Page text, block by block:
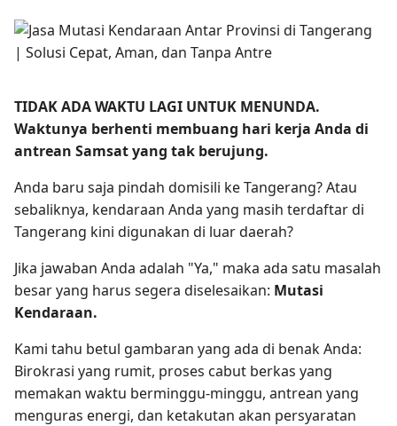
TIDAK ADA WAKTU LAGI UNTUK MENUNDA.
Waktunya berhenti membuang hari kerja Anda di
antrean Samsat yang tak berujung.
Anda baru saja pindah domisili ke Tangerang? Atau
sebaliknya, kendaraan Anda yang masih terdaftar di
Tangerang kini digunakan di luar daerah?
Jika jawaban Anda adalah "Ya," maka ada satu masalah
besar yang harus segera diselesaikan: Mutasi
Kendaraan.
Kami tahu betul gambaran yang ada di benak Anda:
Birokrasi yang rumit, proses cabut berkas yang
memakan waktu berminggu-minggu, antrean yang
menguras energi, dan ketakutan akan persyaratan